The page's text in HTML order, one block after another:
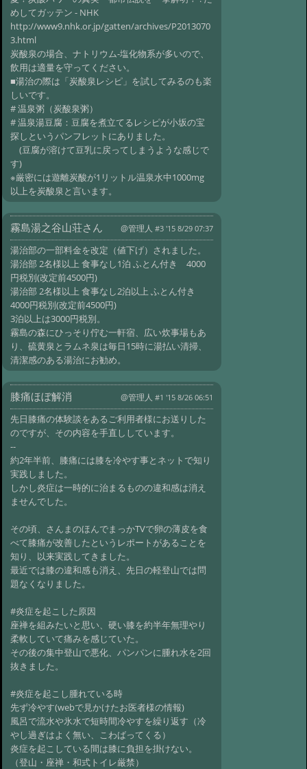
めしてガッテン - NHK
http://www9.nhk.or.jp/gatten/archives/P2013070
3.html
炭酸泉の場合、ナトリウム-塩化物系が多いので、
飲用は適量を守ってください。
■湯治の際は「炭酸泉レシピ」を試してみるのも楽
しいです。
# 温泉粥（炭酸泉粥）
# 温泉湯豆腐：豆腐を煮立てるレシピが小坂の宝
探しというパンフレットにありました。
(豆腐が溶けて豆乳に戻ってしまうような感じで
す)
※厳密には遊離炭酸が1リットル温泉水中1000mg
以上を炭酸泉と言います。
霧島湯之谷山荘さん @管理人 #3 '15 8/29 07:37
湯治部の一部料金を改定（値下げ）されました。
湯治部 2名様以上 食事なし1泊 ふとん付き 4000
円税別(改定前4500円)
湯治部 2名様以上 食事なし2泊以上 ふとん付き
4000円税別(改定前4500円)
3泊以上は3000円税別。
霧島の森にひっそり佇む一軒宿、広い炊事場もあ
り、硫黄泉とラムネ泉は毎日15時に湯払い清掃、
清潔感のある湯治にお勧め。
膝痛ほぼ解消 @管理人 #1 '15 8/26 06:51
先日膝痛の体験談をあるご利用者様にお送りした
のですが、その内容を手直ししています。
--
約2年半前、膝痛には膝を冷やす事とネットで知り
実践しました。
しかし炎症は一時的に治まるものの違和感は消え
ませんでした。
その頃、さんまのほんでまっかTVで卵の薄皮を食
べて膝痛が改善したというレポートがあることを
知り、以来実践してきました。
最近では膝の違和感も消え、先日の軽登山では問
題なくなりました。
#炎症を起こした原因
座禅を組みたいと思い、硬い膝を約半年無理やり
柔軟していて痛みを感じていた。
その後の集中登山で悪化、パンパンに腫れ水を2回
抜きました。
#炎症を起こし腫れている時
先ず冷やす(webで見かけたお医者様の情報)
風呂で流水や氷水で短時間冷やすを繰り返す（冷
やし過ぎはよく無い、こわばってくる）
炎症を起こしている間は膝に負担を掛けない。
（登山・座禅・和式トイレ厳禁）